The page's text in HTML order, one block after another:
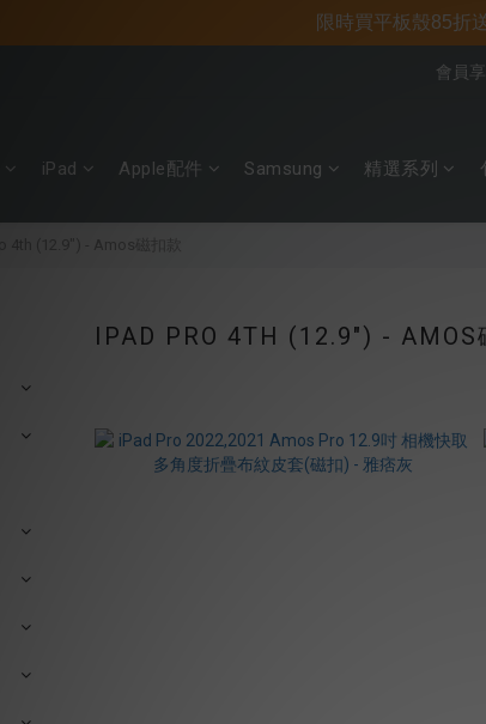
📍新客首購現
📌年中
會員
iPad Apple配件 Samsung 精選系列
IPAD PRO 4TH (12.9") - AMOS
限時買平板殼85折